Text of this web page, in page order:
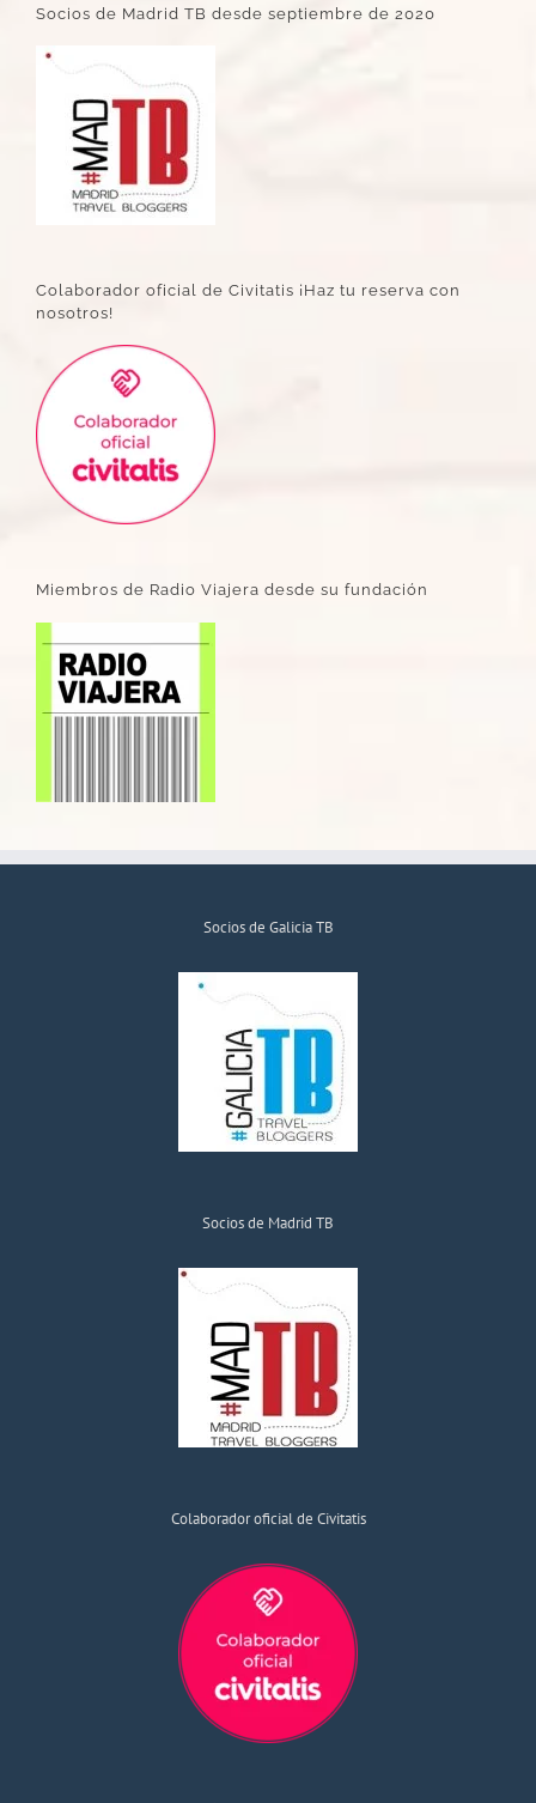
Socios de Madrid TB desde septiembre de 2020
Colaborador oficial de Civitatis ¡Haz tu reserva con
nosotros!
Miembros de Radio Viajera desde su fundación
Socios de Galicia TB
Socios de Madrid TB
Colaborador oficial de Civitatis